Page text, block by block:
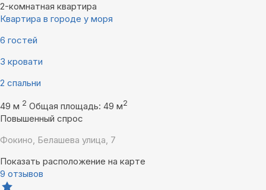
2-комнатная квартира
Квартира в городе у моря
6 гостей
3 кровати
2 спальни
49 м 2 Общая площадь: 49 м2
Повышенный спрос
Фокино, Белашева улица, 7
Показать расположение на карте
9 отзывов